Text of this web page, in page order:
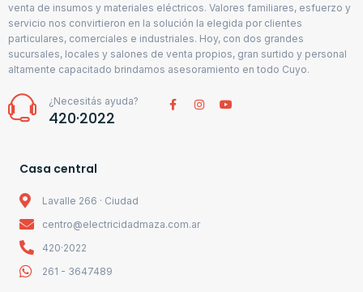
venta de insumos y materiales eléctricos. Valores familiares, esfuerzo y
servicio nos convirtieron en la solución la elegida por clientes
particulares, comerciales e industriales. Hoy, con dos grandes
sucursales, locales y salones de venta propios, gran surtido y personal
altamente capacitado brindamos asesoramiento en todo Cuyo.
¿Necesitás ayuda?
420·2022
Casa central
Lavalle 266 · Ciudad
centro@electricidadmaza.com.ar
420·2022
261 - 3647489